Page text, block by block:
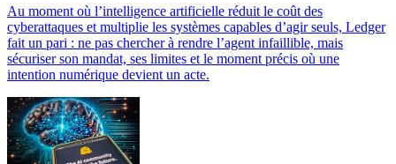
Au moment où l’intelligence artificielle réduit le coût des
cyberattaques et multiplie les systèmes capables d’agir seuls, Ledger
fait un pari : ne pas chercher à rendre l’agent infaillible, mais
sécuriser son mandat, ses limites et le moment précis où une
intention numérique devient un acte.